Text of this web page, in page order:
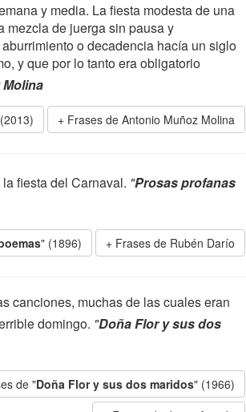
y media. La fiesta modesta de una
mezcla de juerga sin pausa y
o decadencia hacía un siglo
y que por lo tanto era obligatorio
Frases de Antonio Muñoz Molina
fiesta del Carnaval. "Prosas profanas
" (1896) Frases de Rubén Darío
canciones, muchas de las cuales eran
domingo. "Doña Flor y sus dos
de "Doña Flor y sus dos maridos" (1966)